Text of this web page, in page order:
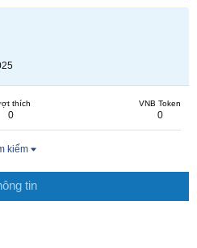
thích
0
VNB Token
0
kiếm
tin